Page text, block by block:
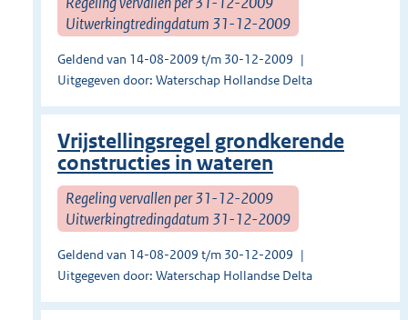
Uitwerkingtredingdatum 31-12-2009
Geldend van 14-08-2009 t/m 30-12-2009
Uitgegeven door: Waterschap Hollandse Delta
Vrijstellingsregel grondkerende
constructies in wateren
Regeling vervallen per 31-12-2009
Uitwerkingtredingdatum 31-12-2009
Geldend van 14-08-2009 t/m 30-12-2009
Uitgegeven door: Waterschap Hollandse Delta